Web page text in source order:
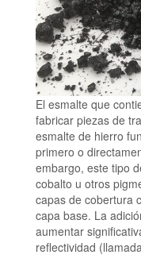
El esmalte que
fabricar piezas de
esmalte de hierro
primero o
embargo, este tipo
cobalto u otros
capas de cobertura
capa base. La
aumentar
reflectividad